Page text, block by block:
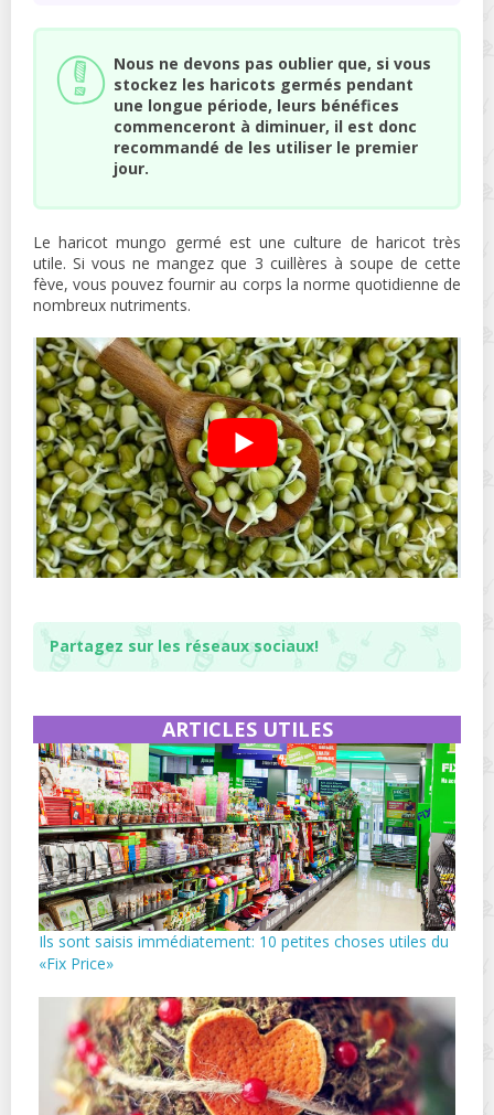
Nous ne devons pas oublier que, si vous
stockez les haricots germés pendant
une longue période, leurs bénéfices
commenceront à diminuer, il est donc
recommandé de les utiliser le premier
jour.
Le haricot mungo germé est une culture de haricot très
utile. Si vous ne mangez que 3 cuillères à soupe de cette
fève, vous pouvez fournir au corps la norme quotidienne de
nombreux nutriments.
Partagez sur les réseaux sociaux!
ARTICLES UTILES
Ils sont saisis immédiatement: 10 petites choses utiles du
«Fix Price»